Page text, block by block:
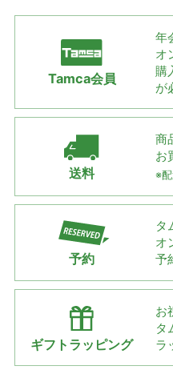
Tamca会員
年
オ
購
が
送料
商
お
※
予約
タ
オ
予
ギフトラッピング
お
タ
ラ